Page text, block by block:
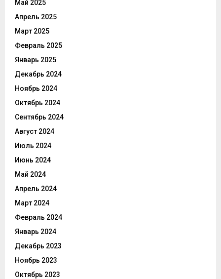
Май 2025
Апрель 2025
Март 2025
Февраль 2025
Январь 2025
Декабрь 2024
Ноябрь 2024
Октябрь 2024
Сентябрь 2024
Август 2024
Июль 2024
Июнь 2024
Май 2024
Апрель 2024
Март 2024
Февраль 2024
Январь 2024
Декабрь 2023
Ноябрь 2023
Октябрь 2023